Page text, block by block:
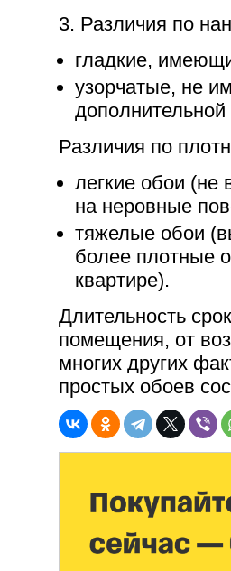
3. Различия по
гладкие,
узорчатые, не
Различия по
легкие обои (не
на неровные
тяжелые обои
более плотные
квартире).
Длительность
помещения, от
многих других
простых обоев